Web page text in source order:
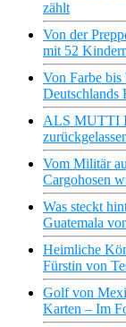
zählt
Von der
mit 52
Von Farbe
Deutschlands
ALS MUTTI
Vom Militär
Cargohosen
Was steckt
Guatemala
Heimliche
Fürstin von
Golf von
Karten – Im